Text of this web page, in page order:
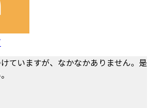
ていますが、なかなかありません。是